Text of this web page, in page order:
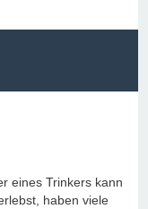
eines Trinkers kann
haben viele